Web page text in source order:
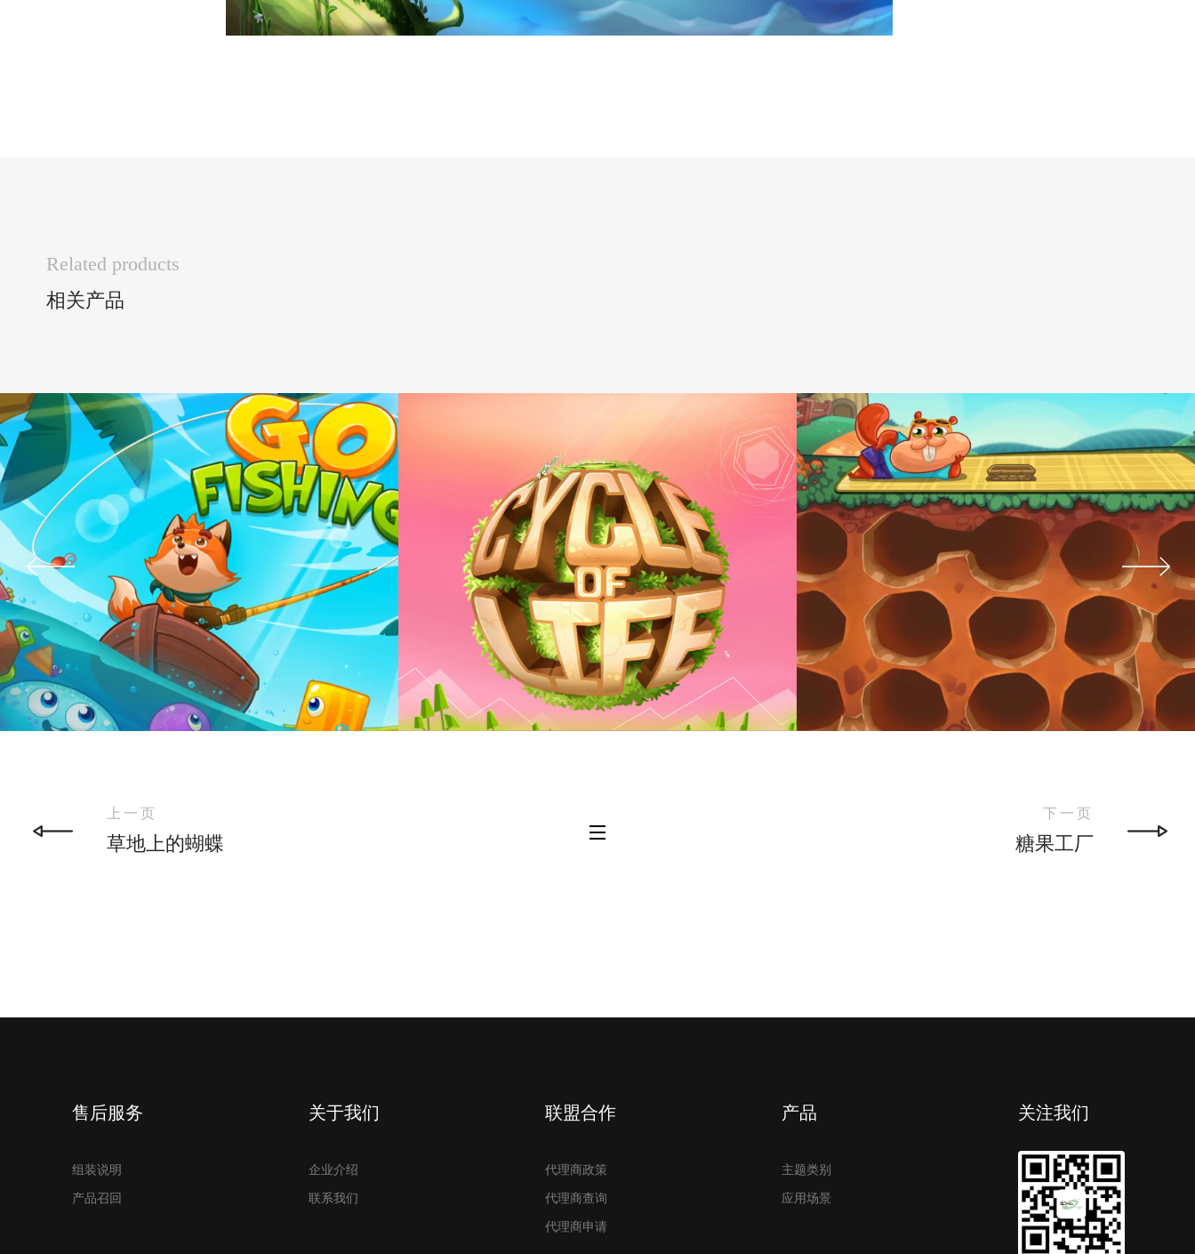
Related products
相关产品
上一页
草地上的蝴蝶
下一页
糖果工厂
售后服务
组装说明
产品召回
关于我们
企业介绍
联系我们
联盟合作
代理商政策
代理商查询
代理商申请
产品
主题类别
应用场景
关注我们